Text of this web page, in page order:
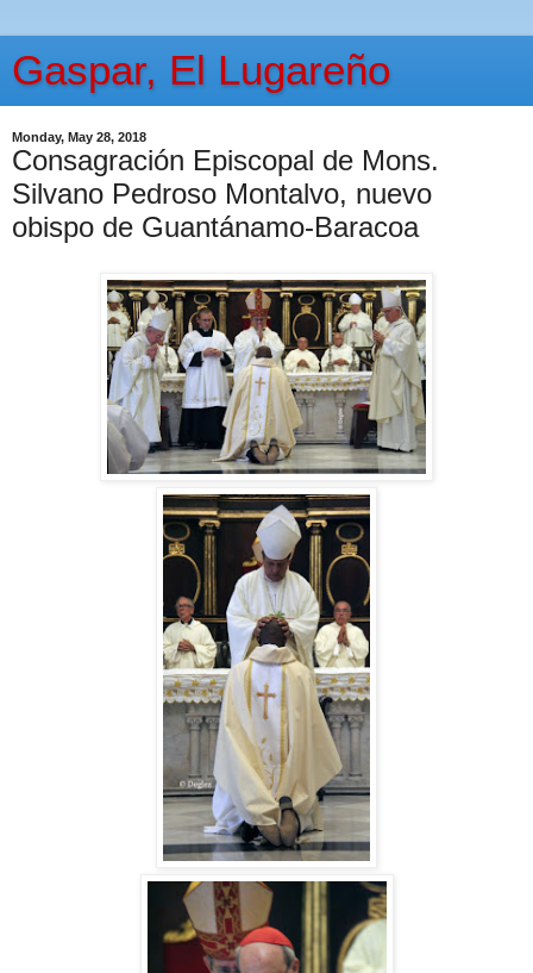
Gaspar, El Lugareño
Monday, May 28, 2018
Consagración Episcopal de Mons.
Silvano Pedroso Montalvo, nuevo
obispo de Guantánamo-Baracoa